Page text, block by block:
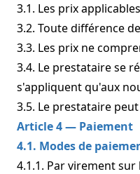
3.1. Les prix
3.2. Toute différence
3.3. Les prix ne
3.4. Le prestataire se
s'appliquent qu'aux
3.5. Le prestataire
Article 4 — Paiement
4.1. Modes de
4.1.1. Par virement sur